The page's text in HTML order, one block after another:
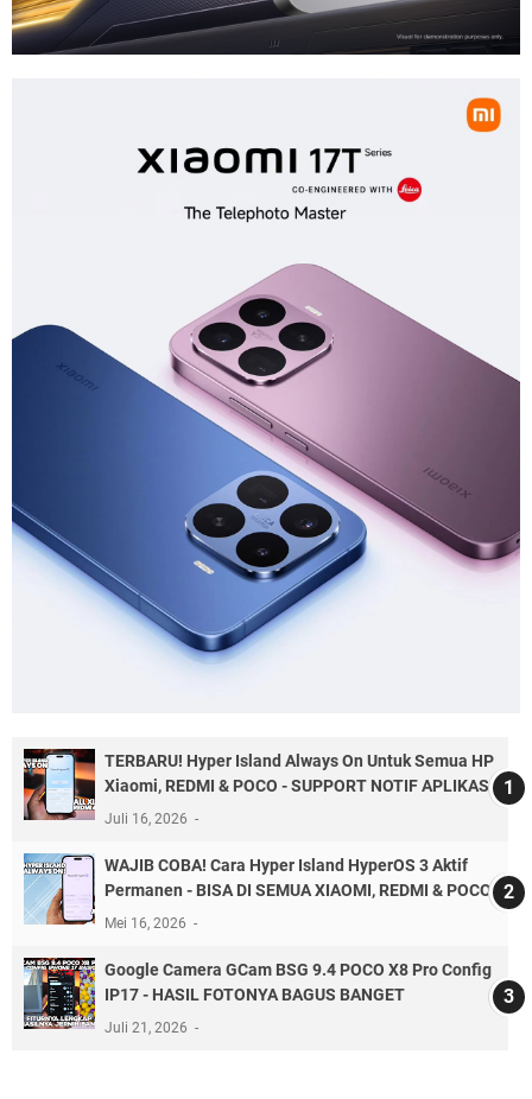
TERBARU! Hyper Island Always On Untuk Semua HP
Xiaomi, REDMI & POCO - SUPPORT NOTIF APLIKASI
Juli 16, 2026
WAJIB COBA! Cara Hyper Island HyperOS 3 Aktif
Permanen - BISA DI SEMUA XIAOMI, REDMI & POCO
Mei 16, 2026
Google Camera GCam BSG 9.4 POCO X8 Pro Config
IP17 - HASIL FOTONYA BAGUS BANGET
Juli 21, 2026